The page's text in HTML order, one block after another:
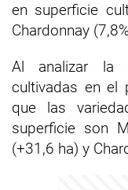
en superficie
Chardonnay
Al analizar la
cultivadas en el
que las
superficie son
(+31,6 ha) y